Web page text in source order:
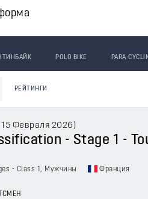
POLO BIKE PARA-
РЕЙТИНГИ
15 Февраля 2026 )
- Stage 1 -
- Class 1 , Мужчины Франция